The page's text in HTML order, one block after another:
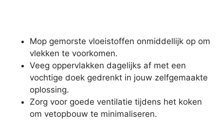
Mop gemorste vloeistoffen onmiddellijk op om
vlekken te voorkomen.
Veeg oppervlakken dagelijks af met een
vochtige doek gedrenkt in jouw zelfgemaakte
oplossing.
Zorg voor goede ventilatie tijdens het koken
om vetopbouw te minimaliseren.